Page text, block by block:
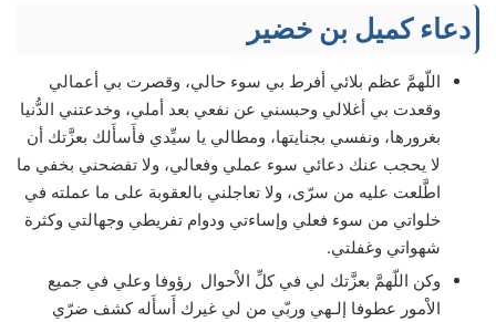
دعاء كميل بن خضير
اللّهمَّ عظم بلائي أفرط بي سوء حالي، وقصرت بي أعمالي
وقعدت بي أغلالي وحبسني عن نفعي بعد أملي، وخدعتني الدُّنيا
بغرورها، ونفسي بجنايتها، ومطالي يا سيِّدي فأَسأَلك بعزَّتك أن
لا يحجب عنك دعائي سوء عملي وفعالي، ولا تفضحني بخفي ما
اطَّلعت عليه من سرّى، ولا تعاجلني بالعقوبة على ما عملته في
خلواتي من سوء فعلي وإساءتي ودوام تفريطي وجهالتي وكثرة
شهواتي وغفلتي.
وكن اللّهمَّ بعزَّتك لي في كلِّ الاْحوال رؤوفا وعلي في جميع
الاْمور عطوفا إلـهي وربّي من لي غيرك أَسأَله كشف ضرّي